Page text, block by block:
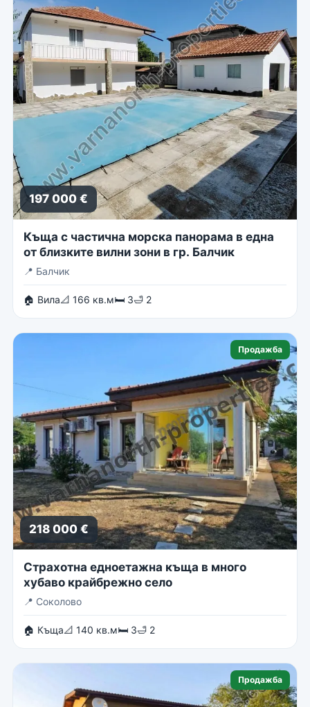
197 000 €
Къща с частична морска панорама в една
от близките вилни зони в гр. Балчик
📍 Балчик
🏠 Вила📐 166 кв.м🛏 3🛁 2
Продажба
218 000 €
Страхотна едноетажна къща в много
хубаво крайбрежно село
📍 Соколово
🏠 Къща📐 140 кв.м🛏 3🛁 2
Продажба